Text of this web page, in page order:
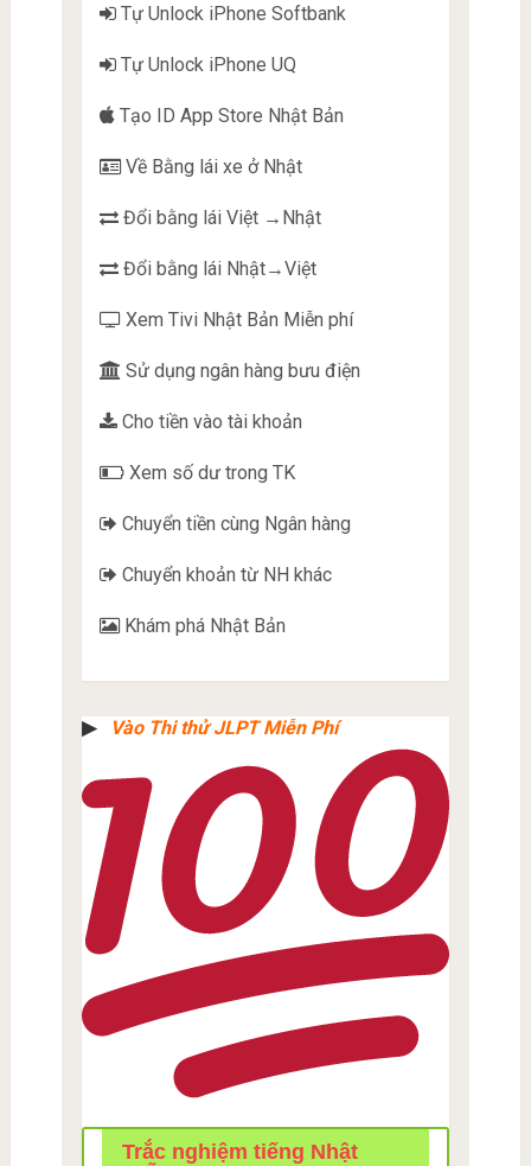
Tự Unlock iPhone Softbank
Tự Unlock iPhone UQ
Tạo ID App Store Nhật Bản
Về Bằng lái xe ở Nhật
Đổi bằng lái Việt →Nhật
Đổi bằng lái Nhật→Việt
Xem Tivi Nhật Bản Miễn phí
Sử dụng ngân hàng bưu điện
Cho tiền vào tài khoản
Xem số dư trong TK
Chuyển tiền cùng Ngân hàng
Chuyển khoản từ NH khác
Khám phá Nhật Bản
▶︎ Vào Thi thử JLPT Miễn Phí
Trắc nghiệm tiếng Nhật